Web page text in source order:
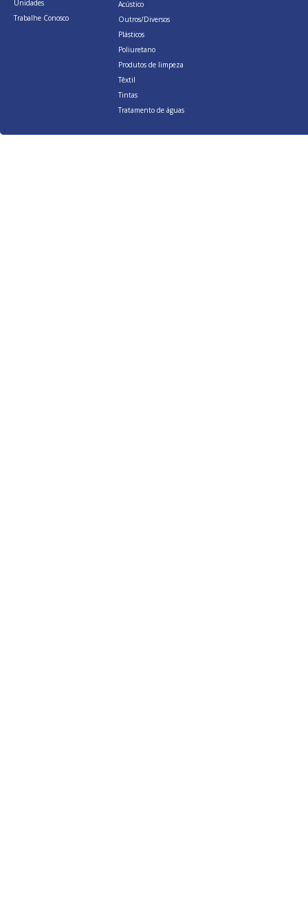
Unidades
Trabalhe Conosco
Acústico
Outros/Diversos
Plásticos
Poliuretano
Produtos de limpeza
Têxtil
Tintas
Tratamento de águas